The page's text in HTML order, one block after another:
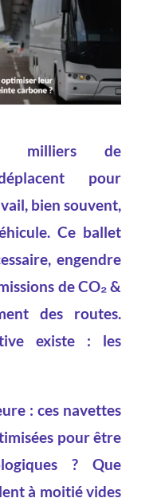
milliers de
pour
bien souvent,
Ce ballet
engendre
de CO₂ &
des routes.
existe : les
: ces navettes
pour être
? Que
à moitié vides